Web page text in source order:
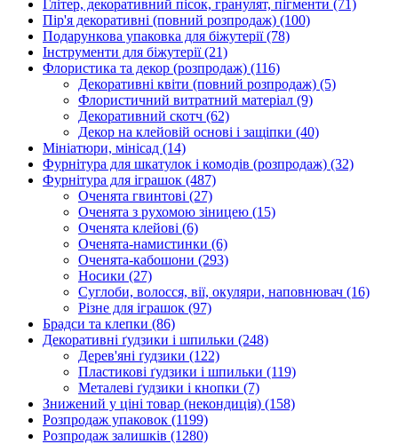
Глітер, декоративний пісок, гранулят, пігменти (71)
Пір'я декоративні (повний розпродаж) (100)
Подарункова упаковка для біжутерії(78)
Інструменти для біжутерії(21)
Флористика та декор (розпродаж) (116)
Декоративні квіти (повний розпродаж) (5)
Флористичний витратний матеріал (9)
Декоративний скотч (62)
Декор на клейовій основі і защіпки (40)
Мініатюри, мінісад (14)
Фурнітура для шкатулок і комодів (розпродаж) (32)
Фурнітура для іграшок (487)
Оченята гвинтові (27)
Оченята з рухомою зіницею (15)
Оченята клейові (6)
Оченята-намистинки (6)
Оченята-кабошони (293)
Носики (27)
Суглоби, волосся, вії, окуляри, наповнювач (16)
Різне для іграшок (97)
Брадси та клепки (86)
Декоративні ґудзики і шпильки (248)
Дерев'яні ґудзики (122)
Пластикові ґудзики і шпильки (119)
Металеві ґудзики і кнопки (7)
Знижений у ціні товар (некондиція) (158)
Розпродаж упаковок (1199)
Розпродаж залишків (1280)